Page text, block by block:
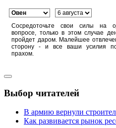
Сосредоточьте свои силы на
вопросе, только в этом случае
пройдет даром. Малейшее
сторону - и все ваши усилия
прахом.
Выбор читателей
В армию вернули
Как развивается рынок